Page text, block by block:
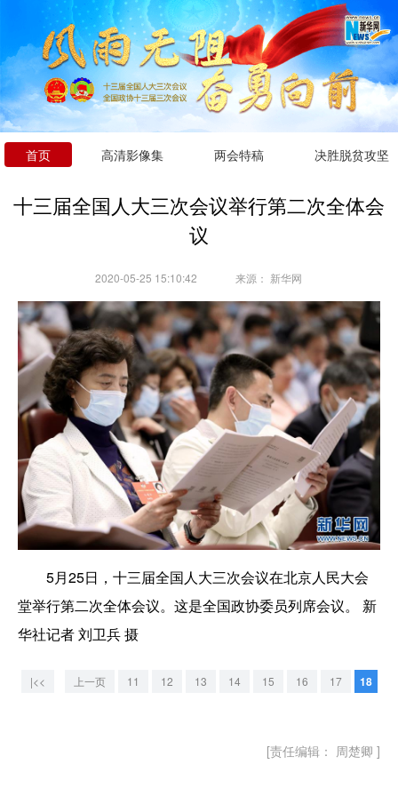
首页 高清影像集 两会特稿 决胜脱贫攻坚
十三届全国人大三次会议举行第二次全体会
议
2020-05-25 15:10:42 来源： 新华网
5月25日，十三届全国人大三次会议在北京人民大会
堂举行第二次全体会议。这是全国政协委员列席会议。 新
华社记者 刘卫兵 摄
|<< 上一页 11 12 13 14 15 16 17 18
[责任编辑： 周楚卿 ]